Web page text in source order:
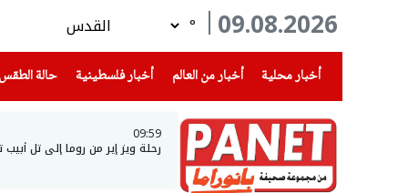
09.08.2026
°
أخبار محلية
(current) أخبار من العالم أخبار فلسطينية(current) حالة الطقس
09:59
رحلة ويز إير من روما إلى تل